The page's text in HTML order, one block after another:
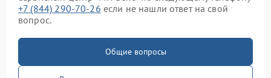
+7 (844) 290-70-26 если не нашли ответ на свой
вопрос.
Общие вопросы